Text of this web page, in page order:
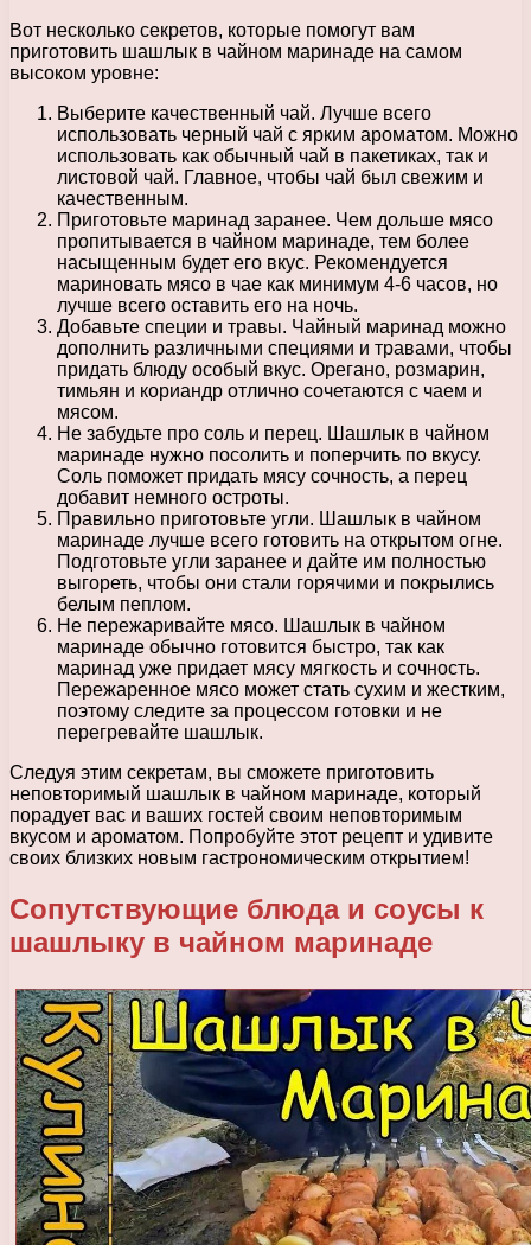
Вот несколько секретов, которые помогут вам
приготовить шашлык в чайном маринаде на самом
высоком уровне:
Выберите качественный чай. Лучше всего
использовать черный чай с ярким ароматом. Можно
использовать как обычный чай в пакетиках, так и
листовой чай. Главное, чтобы чай был свежим и
качественным.
Приготовьте маринад заранее. Чем дольше мясо
пропитывается в чайном маринаде, тем более
насыщенным будет его вкус. Рекомендуется
мариновать мясо в чае как минимум 4-6 часов, но
лучше всего оставить его на ночь.
Добавьте специи и травы. Чайный маринад можно
дополнить различными специями и травами, чтобы
придать блюду особый вкус. Орегано, розмарин,
тимьян и кориандр отлично сочетаются с чаем и
мясом.
Не забудьте про соль и перец. Шашлык в чайном
маринаде нужно посолить и поперчить по вкусу.
Соль поможет придать мясу сочность, а перец
добавит немного остроты.
Правильно приготовьте угли. Шашлык в чайном
маринаде лучше всего готовить на открытом огне.
Подготовьте угли заранее и дайте им полностью
выгореть, чтобы они стали горячими и покрылись
белым пеплом.
Не пережаривайте мясо. Шашлык в чайном
маринаде обычно готовится быстро, так как
маринад уже придает мясу мягкость и сочность.
Пережаренное мясо может стать сухим и жестким,
поэтому следите за процессом готовки и не
перегревайте шашлык.
Следуя этим секретам, вы сможете приготовить
неповторимый шашлык в чайном маринаде, который
порадует вас и ваших гостей своим неповторимым
вкусом и ароматом. Попробуйте этот рецепт и удивите
своих близких новым гастрономическим открытием!
Сопутствующие блюда и соусы к
шашлыку в чайном маринаде